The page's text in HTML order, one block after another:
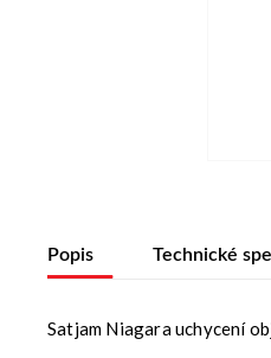
Popis Technické
Satjam Niagara uchycení